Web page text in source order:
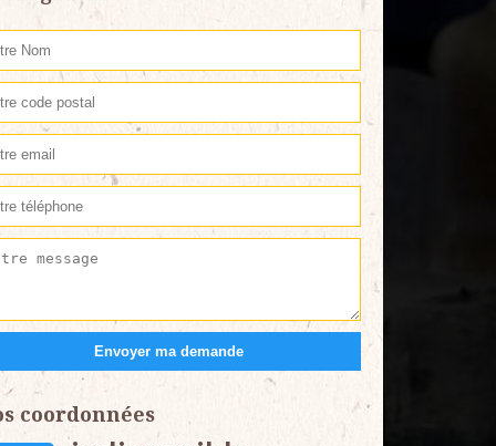
coordonnées